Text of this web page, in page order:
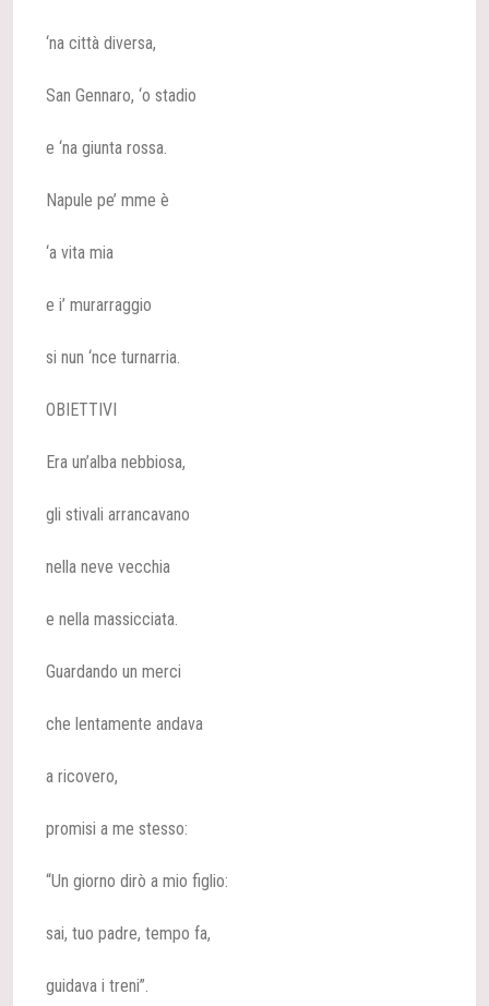
‘na città diversa,
San Gennaro, ‘o stadio
e ‘na giunta rossa.
Napule pe’ mme è
‘a vita mia
e i’ murarraggio
si nun ‘nce turnarria.
OBIETTIVI
Era un’alba nebbiosa,
gli stivali arrancavano
nella neve vecchia
e nella massicciata.
Guardando un merci
che lentamente andava
a ricovero,
promisi a me stesso:
“Un giorno dirò a mio figlio:
sai, tuo padre, tempo fa,
guidava i treni”.